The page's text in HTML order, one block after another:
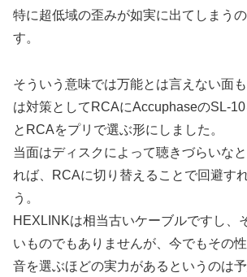
特に超低域の歪みが如実に出てしまう
す。
そういう意味では万能とは言えない面
は対策としてRCAにAccuphaseのSL-
とRCAをプリで選ぶ形にしました。
当面はディスクによって聴きづらいな
れば、RCAに切り替えることで回避す
う。
HEXLINKは相当古いケーブルですし、
いものでもありませんが、今でもその
音を選ぶほどの実力があるというのは